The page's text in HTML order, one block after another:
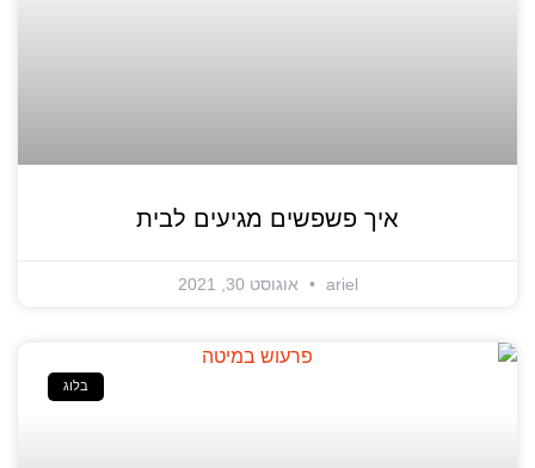
איך פשפשים מגיעים לבית
ariel אוגוסט 30, 2021
בלוג